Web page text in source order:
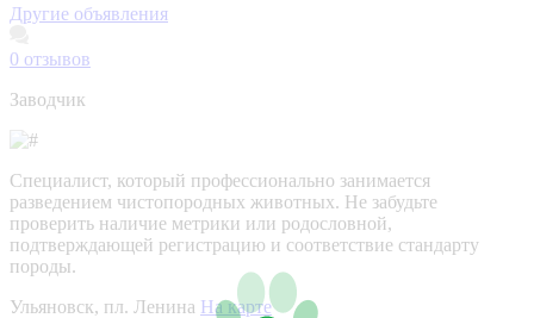
Другие объявления
0 отзывов
Заводчик
Специалист, который профессионально занимается
разведением чистопородных животных. Не забудьте
проверить наличие метрики или родословной,
подтверждающей регистрацию и соответствие стандарту
породы.
Ульяновск, пл. Ленина На карте